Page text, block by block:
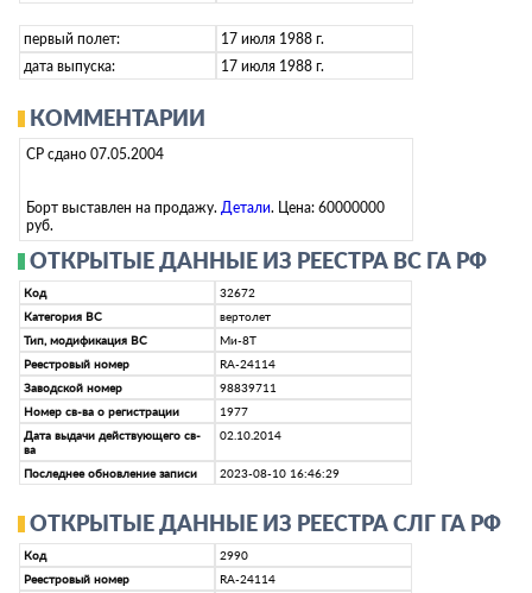
первый полет:
17 июля 1988 г.
дата выпуска:
17 июля 1988 г.
КОММЕНТАРИИ
СР сдано 07.05.2004
Борт выставлен на продажу. Детали. Цена: 60000000
руб.
ОТКРЫТЫЕ ДАННЫЕ ИЗ РЕЕСТРА ВС ГА РФ
Код
32672
Категория ВС
вертолет
Тип, модификация ВС
Ми-8Т
Реестровый номер
RA-24114
Заводской номер
98839711
Номер св-ва о регистрации
1977
Дата выдачи действующего св-
ва
02.10.2014
Последнее обновление записи 2023-08-10 16:46:29
ОТКРЫТЫЕ ДАННЫЕ ИЗ РЕЕСТРА СЛГ ГА РФ
Код
2990
Реестровый номер
RA-24114